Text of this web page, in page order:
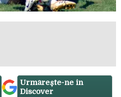
Urmărește-ne in
Discover